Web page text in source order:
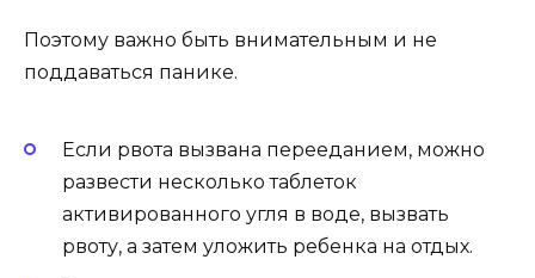
Поэтому важно быть внимательным и не
поддаваться панике.
Если рвота вызвана перееданием, можно
развести несколько таблеток
активированного угля в воде, вызвать
рвоту, а затем уложить ребенка на отдых.